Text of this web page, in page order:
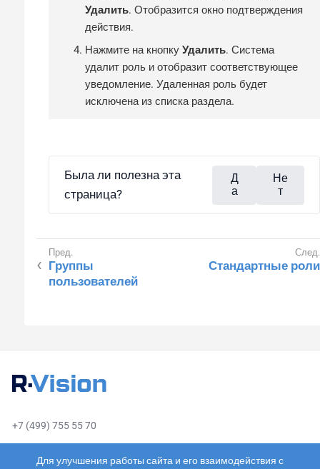
Удалить. Отобразится окно подтверждения
действия.
Нажмите на кнопку Удалить. Система
удалит роль и отобразит соответствующее
уведомление. Удаленная роль будет
исключена из списка раздела.
Была ли полезна эта
страница?
Д
а
Не
т
Группы
пользователей
Стандартные роли
+7 (499) 755 55 70
Для улучшения работы сайта и его взаимодействия с